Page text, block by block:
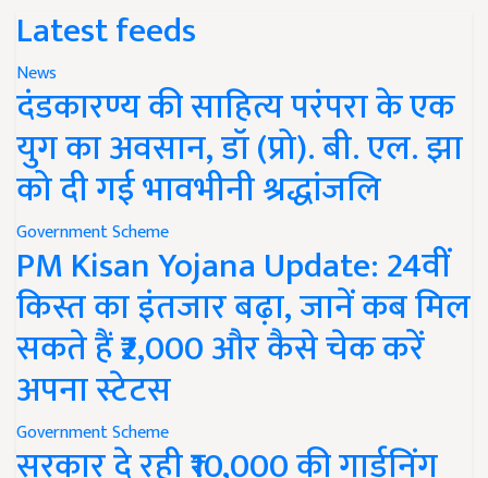
Latest feeds
News
दंडकारण्य की साहित्य परंपरा के एक
युग का अवसान, डॉ (प्रो). बी. एल. झा
को दी गई भावभीनी श्रद्धांजलि
Government Scheme
PM Kisan Yojana Update: 24वीं
किस्त का इंतजार बढ़ा, जानें कब मिल
सकते हैं ₹2,000 और कैसे चेक करें
अपना स्टेटस
Government Scheme
सरकार दे रही ₹10,000 की गार्डनिंग